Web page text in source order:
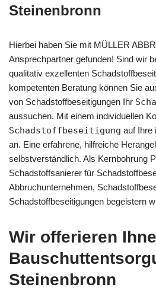
Steinenbronn
Hierbei haben Sie mit MÜLLER
Ansprechpartner gefunden! Sind wir
qualitativ exzellenten
kompetenten Beratung können Sie
von Schadstoffbeseitigungen Ihr
aussuchen. Mit einem individuellen
Schadstoffbeseitigung auf Ihre
an. Eine erfahrene, hilfreiche
selbstverständlich. Als Kernbohrung
Schadstoffsanierer für
Abbruchunternehmen,
Schadstoffbeseitigungen begeistern
Wir offerieren
Steinenbronn